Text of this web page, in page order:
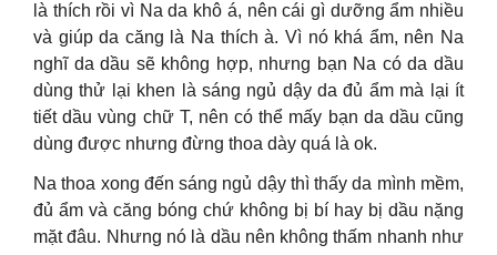
là thích rồi vì Na da khô á, nên cái gì dưỡng ẩm nhiều
và giúp da căng là Na thích à. Vì nó khá ẩm, nên Na
nghĩ da dầu sẽ không hợp, nhưng bạn Na có da dầu
dùng thử lại khen là sáng ngủ dậy da đủ ẩm mà lại ít
tiết dầu vùng chữ T, nên có thể mấy bạn da dầu cũng
dùng được nhưng đừng thoa dày quá là ok.
Na thoa xong đến sáng ngủ dậy thì thấy da mình mềm,
đủ ẩm và căng bóng chứ không bị bí hay bị dầu nặng
mặt đâu. Nhưng nó là dầu nên không thấm nhanh như